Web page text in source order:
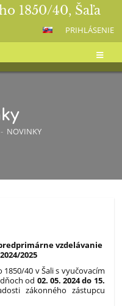
1850/40, Šaľa
PRIHLÁSENIE
- NOVINKY
vzdelávanie
2025
40 v Šali s vyučovacím
od 02. 05. 2024 do 15.
zákonného zástupcu